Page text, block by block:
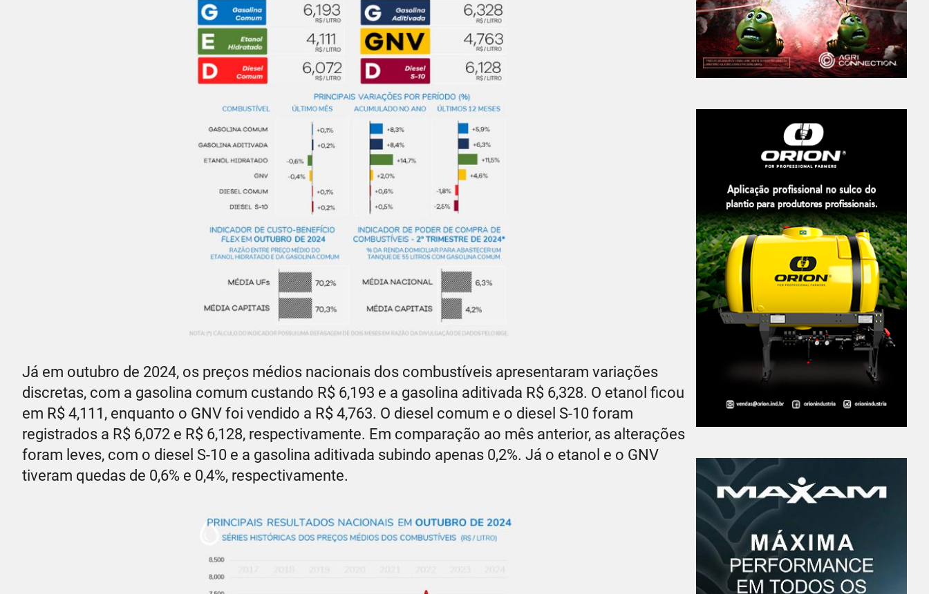
Já em outubro de 2024, os preços médios nacionais dos combustíveis apresentaram variações
discretas, com a gasolina comum custando R$ 6,193 e a gasolina aditivada R$ 6,328. O etanol ficou
em R$ 4,111, enquanto o GNV foi vendido a R$ 4,763. O diesel comum e o diesel S-10 foram
registrados a R$ 6,072 e R$ 6,128, respectivamente. Em comparação ao mês anterior, as alterações
foram leves, com o diesel S-10 e a gasolina aditivada subindo apenas 0,2%. Já o etanol e o GNV
tiveram quedas de 0,6% e 0,4%, respectivamente.